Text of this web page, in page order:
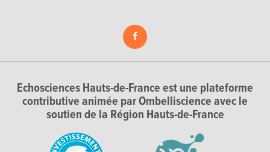
Echosciences Hauts-de-France est une plateforme
contributive animée par Ombelliscience avec le
soutien de la Région Hauts-de-France